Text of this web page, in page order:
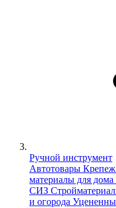
Ручной инструмент
Автотовары Крепеж
материалы для дома
СИЗ
и огорода